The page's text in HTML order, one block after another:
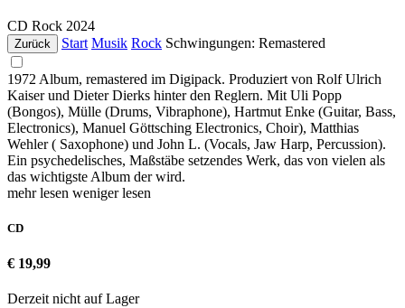
CD Rock 2024
Zurück Start Musik Rock Schwingungen: Remastered
1972 Album, remastered im Digipack. Produziert von Rolf Ulrich
Kaiser und Dieter Dierks hinter den Reglern. Mit Uli Popp
(Bongos), Mülle (Drums, Vibraphone), Hartmut Enke (Guitar, Bass,
Electronics), Manuel Göttsching Electronics, Choir), Matthias
Wehler ( Saxophone) und John L. (Vocals, Jaw Harp, Percussion).
Ein psychedelisches, Maßstäbe setzendes Werk, das von vielen als
das wichtigste Album der wird.
mehr lesen weniger lesen
CD
€ 19,99
Derzeit nicht auf Lager